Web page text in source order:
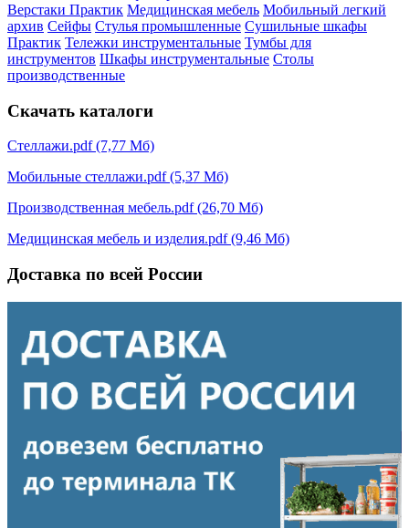
Верстаки Практик Медицинская мебель Мобильный легкий
архив Сейфы Стулья промышленные Сушильные шкафы
Практик Тележки инструментальные Тумбы для
инструментов Шкафы инструментальные Столы
производственные
Скачать каталоги
Стеллажи.pdf (7,77 Мб)
Мобильные стеллажи.pdf (5,37 Мб)
Производственная мебель.pdf (26,70 Мб)
Медицинская мебель и изделия.pdf (9,46 Мб)
Доставка по всей России